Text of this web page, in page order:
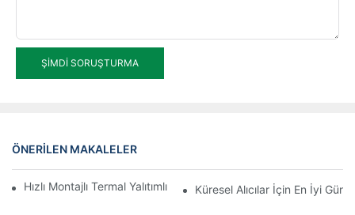
ŞIMDI SORUŞTURMA
ÖNERILEN MAKALELER
Hızlı Montajlı Termal Yalıtımlı Alüminyum Profilli Kış Bahçesi
Küresel Alıcılar İçin En İyi